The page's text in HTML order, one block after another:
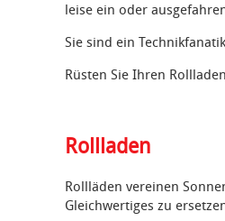
leise ein oder
Sie sind ein
Rüsten Sie Ihren
Rollladen
Rollläden vereinen
Gleichwertiges zu